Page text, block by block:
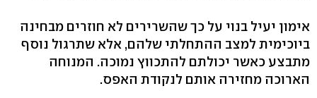
אימון יעיל בנוי על כך שהשרירים לא חוזרים מבחינה
ביוכימית למצב ההתחלתי שלהם, אלא שתרגול נוסף
מתבצע כאשר יכולתם להתכווץ נמוכה. המנוחה
הארוכה מחזירה אותם לנקודת האפס.